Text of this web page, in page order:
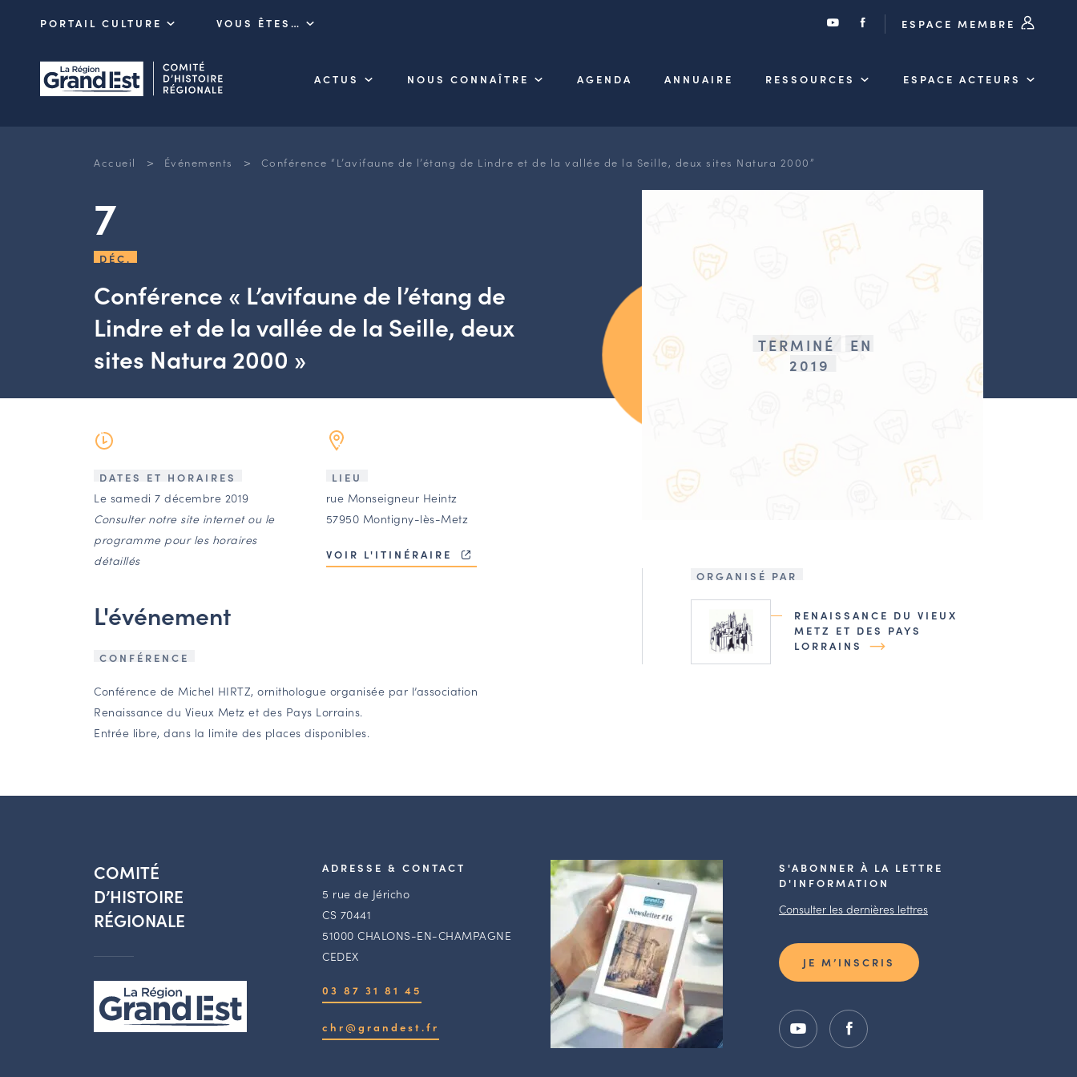
PORTAIL CULTURE VOUS ÊTES… ESPACE MEMBRE
ACTUS NOUS CONNAÎTRE AGENDA ANNUAIRE RESSOURCES ESPACE ACTEURS
Accueil > Événements > Conférence “L’avifaune de l’étang de Lindre et de la vallée de la Seille, deux sites Natura 2000”
7
DÉC.
Conférence « L’avifaune de l’étang de
Lindre et de la vallée de la Seille, deux
sites Natura 2000 »
DATES ET HORAIRES
Le samedi 7 décembre 2019
Consulter notre site internet ou le
programme pour les horaires
détaillés
LIEU
rue Monseigneur Heintz
57950 Montigny-lès-Metz
VOIR L'ITINÉRAIRE
L'événement
CONFÉRENCE
Conférence de Michel HIRTZ, ornithologue organisée par l’association
Renaissance du Vieux Metz et des Pays Lorrains.
Entrée libre, dans la limite des places disponibles.
TERMINÉ
EN
2019
ORGANISÉ PAR
RENAISSANCE DU VIEUX
METZ ET DES PAYS
LORRAINS
COMITÉ
D’HISTOIRE
RÉGIONALE
ADRESSE & CONTACT
5 rue de Jéricho
CS 70441
51000 CHALONS-EN-CHAMPAGNE
CEDEX
03 87 31 81 45
chr@grandest.fr
S'ABONNER À LA LETTRE
D'INFORMATION
Consulter les dernières lettres
JE M’INSCRIS